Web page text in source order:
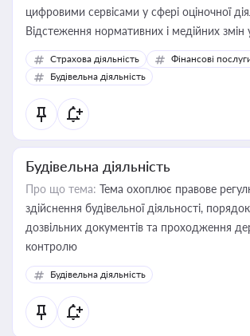
цифровими сервісами у сфері оціночної
Відстеження нормативних і медійних змін
корисне для власника бізнесу, керівника,
бухгалтера під час оподаткування,
державного майна, корпоративних угод і
статусу суб'єктів оціночної діяльності
Страхова діяльність
Фінансові
Будівельна діяльність
Будівельна діяльність
Про що тема: Тема охоплює правове
здійснення будівельної діяльності,
дозвільних документів та проходження
контролю
Будівельна діяльність